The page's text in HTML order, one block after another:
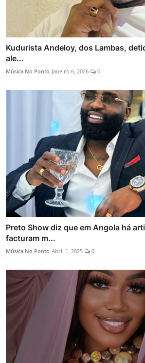
Kudurista Andeloy, dos Lambas,
ale...
Música No Ponto Janeiro 6, 2026 0
Preto Show diz que em Angola há
facturam m...
Música No Ponto Abril 1, 2025 0